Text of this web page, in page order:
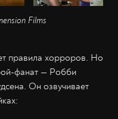
Films
правила хорроров. Но
фанат — Робби
Он озвучивает